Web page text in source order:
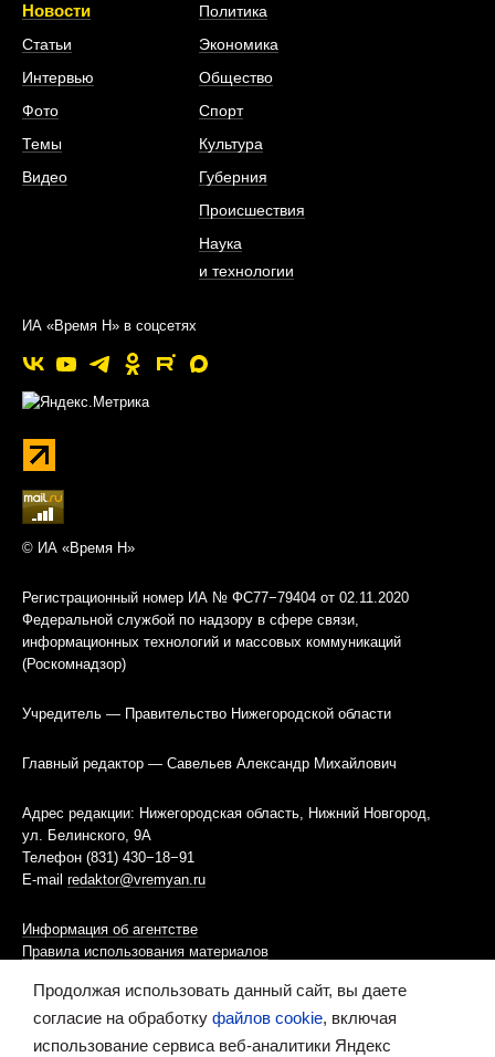
Новости
Статьи
Интервью
Фото
Темы
Видео
Политика
Экономика
Общество
Спорт
Культура
Губерния
Происшествия
Наука
и технологии
ИА «Время Н» в соцсетях
© ИА «Время Н»
Регистрационный номер ИА № ФС77−79404 от 02.11.2020
Федеральной службой по надзору в сфере связи,
информационных технологий и массовых коммуникаций
(Роскомнадзор)
Учредитель — Правительство Нижегородской области
Главный редактор — Савельев Александр Михайлович
Адрес редакции: Нижегородская область, Нижний Новгород,
ул. Белинского, 9А
Телефон (831) 430−18−91
E-mail redaktor@vremyan.ru
Информация об агентстве
Правила использования материалов
Информационная политика использования «cookies»-файлов
Ресурс содержит материалы 16+
Продолжая использовать данный сайт, вы даете
согласие на обработку файлов cookie, включая
использование сервиса веб-аналитики Яндекс